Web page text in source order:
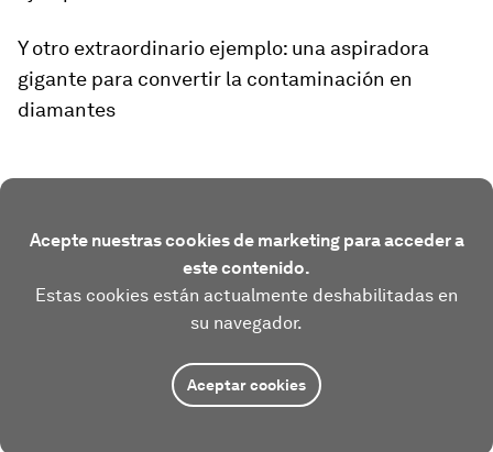
Y otro extraordinario ejemplo: una aspiradora
gigante para convertir la contaminación en
diamantes
Acepte nuestras cookies de marketing para acceder a
este contenido.
Estas cookies están actualmente deshabilitadas en
su navegador.
Aceptar cookies